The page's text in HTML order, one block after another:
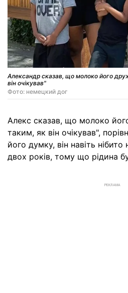
Александр сказав, що молоко його
він очікував"
Фото: немецкий дог
Алекс сказав, що молоко
таким, як він очікував",
його думку, він навіть
двох років, тому що рідина
РЕКЛАМА